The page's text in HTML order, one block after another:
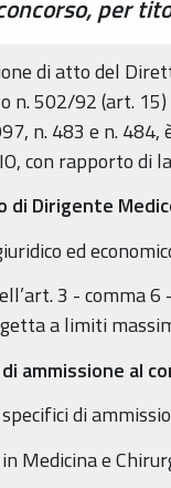
per
di atto del
n. 502/92 (art.
n. 483 e n. 484,
con rapporto di
di Dirigente
ed
3 - comma
a limiti
ammissione al
di
Medicina e